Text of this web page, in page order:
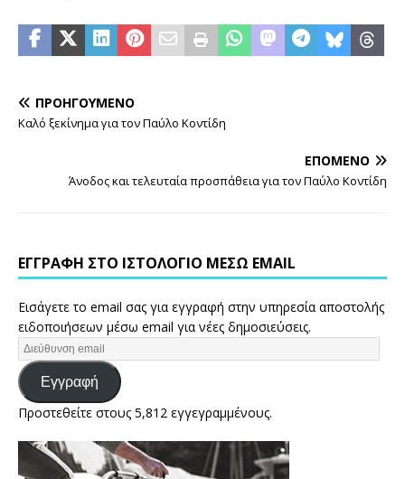
ΠΡΟΗΓΟΎΜΕΝΟ
Καλό ξεκίνημα για τον Παύλο Κοντίδη
ΕΠΌΜΕΝΟ
Άνοδος και τελευταία προσπάθεια για τον Παύλο Κοντίδη
ΕΓΓΡΑΦΉ ΣΤΟ ΙΣΤΟΛΌΓΙΟ ΜΈΣΩ EMAIL
Εισάγετε το email σας για εγγραφή στην υπηρεσία αποστολής
ειδοποιήσεων μέσω email για νέες δημοσιεύσεις.
Εγγραφή
Προστεθείτε στους 5,812 εγγεγραμμένους.